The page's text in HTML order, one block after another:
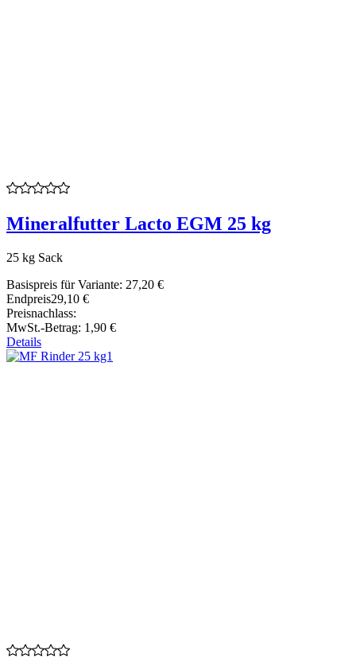
Mineralfutter Lacto EGM 25 kg
25 kg Sack
Basispreis für Variante: 27,20 €
Endpreis29,10 €
Preisnachlass:
MwSt.-Betrag: 1,90 €
Details